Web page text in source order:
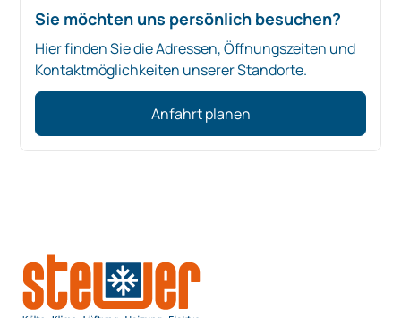
Sie möchten uns persönlich besuchen?
Hier finden Sie die Adressen, Öffnungszeiten und
Kontaktmöglichkeiten unserer Standorte.
Anfahrt planen